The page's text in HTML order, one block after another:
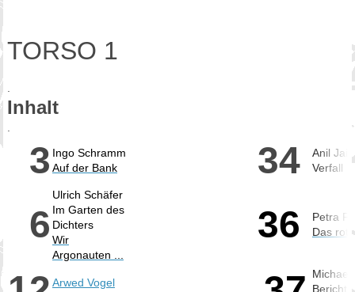
TORSO 1
Inhalt
3 Ingo Schramm
Auf der Bank
34
Anil Jain
Verfall
6
Ulrich Schäfer
Im Garten des
Dichters
Wir
Argonauten ...
36
Petra
Das
Arwed Vogel
Michael
Bericht